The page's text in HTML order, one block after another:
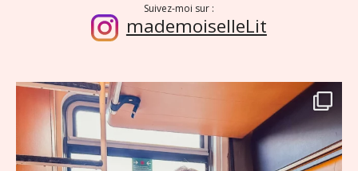
Suivez-moi sur :
mademoiselleLit